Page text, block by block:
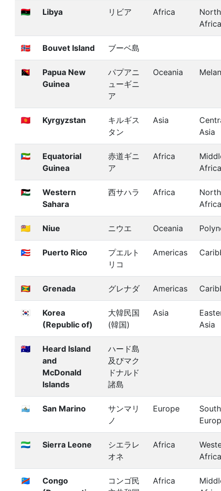
🇱🇾 Libya リビア Africa
Africa
🇧🇻 Bouvet Island ブーベ島
🇵🇬
Papua New
Guinea
パプアニ
ューギニ
ア
Oceania
🇰🇬 Kyrgyzstan
キルギス
タン
Asia
Asia
🇬🇶
Equatorial
Guinea
赤道ギニ
ア
Africa
Africa
🇪🇭
Western
Sahara
西サハラ Africa
Africa
🇳🇺 Niue ニウエ Oceania
🇵🇷 Puerto Rico
プエルト
リコ
Americas
🇬🇩 Grenada グレナダ Americas
🇰🇷
Korea
(Republic of)
大韓民国
(韓国)
Asia
Asia
🇭🇲
Heard Island
and
McDonald
Islands
ハード島
及びマク
ドナルド
諸島
🇸🇲 San Marino
サンマリ
ノ
Europe
🇸🇱 Sierra Leone
シエラレ
オネ
Africa
Africa
🇨🇩
Congo
コンゴ民
Africa